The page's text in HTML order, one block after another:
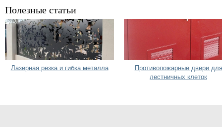
Полезные статьи
Лазерная резка и гибка металла
Противопожарные двери для
лестничных клеток